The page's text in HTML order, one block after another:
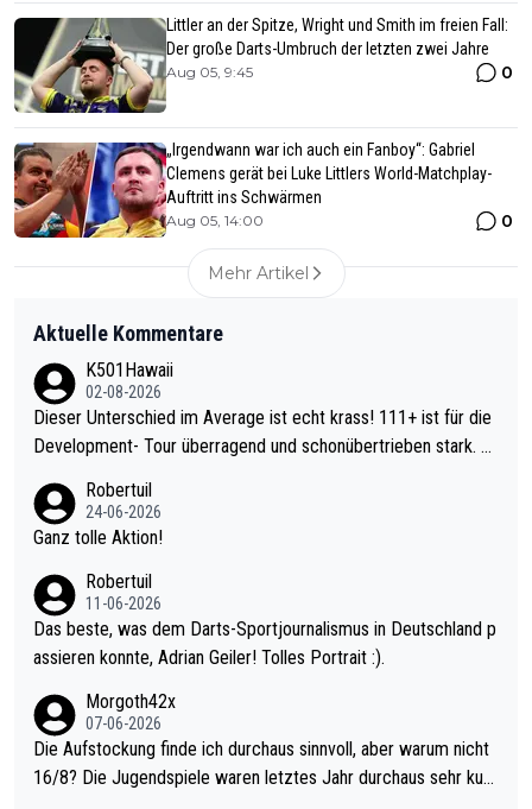
Littler an der Spitze, Wright und Smith im freien Fall:
Der große Darts-Umbruch der letzten zwei Jahre
Aug 05, 9:45 0
„Irgendwann war ich auch ein Fanboy“: Gabriel
Clemens gerät bei Luke Littlers World-Matchplay-
Auftritt ins Schwärmen
Aug 05, 14:00 0
Mehr Artikel
Aktuelle Kommentare
K501Hawaii
02-08-2026
Dieser Unterschied im Average ist echt krass! 111+ ist für die
Development- Tour überragend und schonübertrieben stark. U
mal 40+ erst recht. Da gewinnst keinen Blumentopf - ist ja noc
h krasser wie ein Pokalspiel eines Kreisligisten vs einem Bund
Robertuil
24-06-2026
Ganz tolle Aktion!
Robertuil
11-06-2026
Das beste, was dem Darts-Sportjournalismus in Deutschland p
assieren konnte, Adrian Geiler! Tolles Portrait :).
Morgoth42x
07-06-2026
Die Aufstockung finde ich durchaus sinnvoll, aber warum nicht
16/8? Die Jugendspiele waren letztes Jahr durchaus sehr kurz